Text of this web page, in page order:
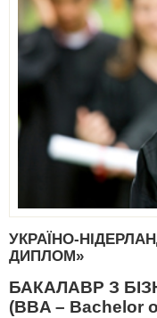
УКРАЇНО-
ДИПЛОМ»
БАКАЛАВР З
(BBA – Bachelor